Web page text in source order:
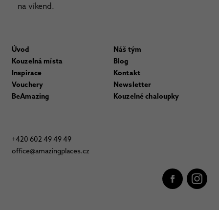
na víkend.
Úvod
Kouzelná místa
Inspirace
Vouchery
BeAmazing
Náš tým
Blog
Kontakt
Newsletter
Kouzelné chaloupky
+420 602 49 49 49
office@amazingplaces.cz